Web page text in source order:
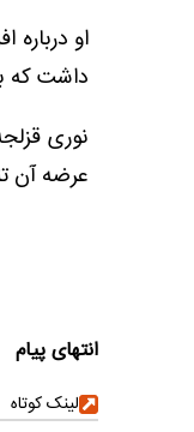
او
داشت که
نوری
عرضه آن
انتهای پیام
لینک کوتاه